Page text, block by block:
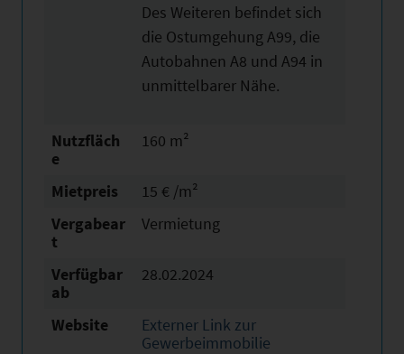
Des Weiteren befindet sich
die Ostumgehung A99, die
Autobahnen A8 und A94 in
unmittelbarer Nähe.
Nutzfläch
e
160 m²
Mietpreis
15 € /m²
Vergabear
t
Vermietung
Verfügbar
ab
28.02.2024
Website
Externer Link zur
Gewerbeimmobilie